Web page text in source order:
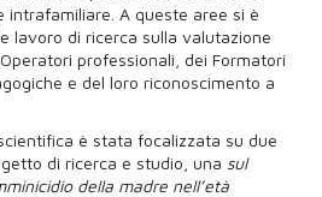
intrafamiliare. A queste aree si è
lavoro di ricerca sulla valutazione
professionali, dei Formatori
e del loro riconoscimento a
è stata focalizzata su due
di ricerca e studio, una sul
della madre nell’età